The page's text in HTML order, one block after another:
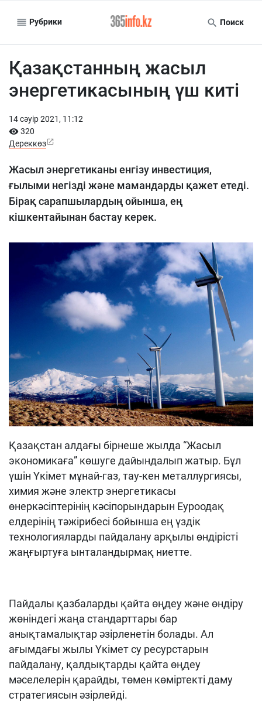
Рубрики Поиск
Қазақстанның жасыл
энергетикасының үш киті
14 сәуiр 2021, 11:12
320
Дереккөз
Жасыл энергетиканы енгізу инвестиция,
ғылыми негізді және мамандарды қажет етеді.
Бірақ сарапшылардың ойынша, ең
кішкентайынан бастау керек.
Қазақстан алдағы бірнеше жылда “Жасыл
экономикаға” көшуге дайындалып жатыр. Бұл
үшін Үкімет мұнай-газ, тау-кен металлургиясы,
химия және электр энергетикасы
өнеркәсіптерінің кәсіпорындарын Еуроодақ
елдерінің тәжірибесі бойынша ең үздік
технологияларды пайдалану арқылы өндірісті
жаңғыртуға ынталандырмақ ниетте.
Пайдалы қазбаларды қайта өңдеу және өндіру
жөніндегі жаңа стандарттары бар
анықтамалықтар әзірленетін болады. Ал
ағымдағы жылы Үкімет су ресурстарын
пайдалану, қалдықтарды қайта өңдеу
мәселелерін қарайды, төмен көміртекті даму
стратегиясын әзірлейді.